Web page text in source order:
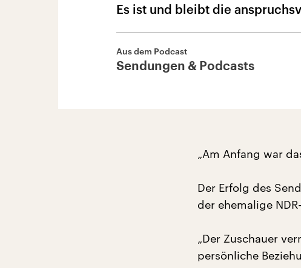
Es ist und bleibt die
Aus dem Podcast
Sendungen & Podcasts
„Am Anfang war
Der Erfolg des
der ehemalige
„Der Zuschauer
persönliche